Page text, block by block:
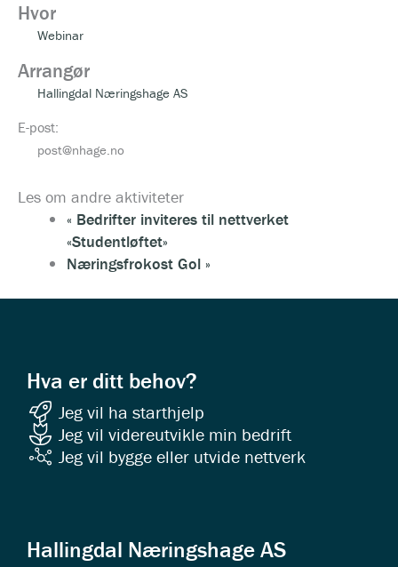
Hvor
Webinar
Arrangør
Hallingdal Næringshage AS
E-post:
post@nhage.no
Les om andre aktiviteter
« Bedrifter inviteres til nettverket
«Studentløftet»
Næringsfrokost Gol »
Hva er ditt behov?
Jeg vil ha starthjelp
Jeg vil videreutvikle min bedrift
Jeg vil bygge eller utvide nettverk
Hallingdal Næringshage AS